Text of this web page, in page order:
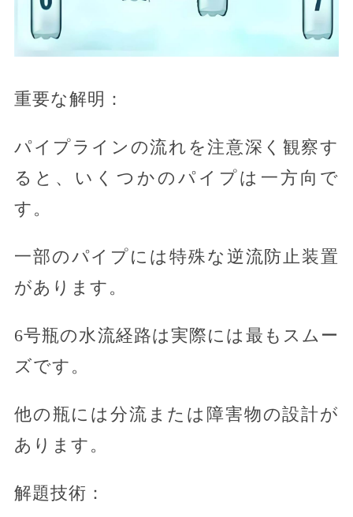
重要な解明：
パイプラインの流れを注意深く観察す
ると、いくつかのパイプは一方向で
す。
一部のパイプには特殊な逆流防止装置
があります。
6号瓶の水流経路は実際には最もスムー
ズです。
他の瓶には分流または障害物の設計が
あります。
解題技術：